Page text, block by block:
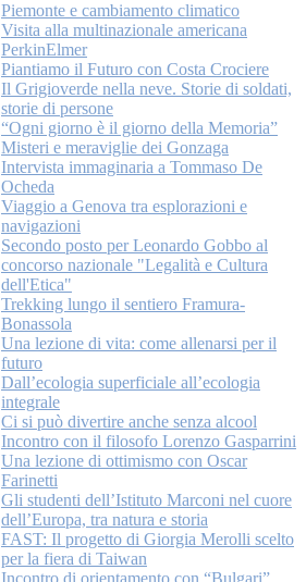
Piemonte e cambiamento climatico
Visita alla multinazionale americana
PerkinElmer
Piantiamo il Futuro con Costa Crociere
Il Grigioverde nella neve. Storie di soldati,
storie di persone
“Ogni giorno è il giorno della Memoria”
Misteri e meraviglie dei Gonzaga
Intervista immaginaria a Tommaso De
Ocheda
Viaggio a Genova tra esplorazioni e
navigazioni
Secondo posto per Leonardo Gobbo al
concorso nazionale "Legalità e Cultura
dell'Etica"
Trekking lungo il sentiero Framura-
Bonassola
Una lezione di vita: come allenarsi per il
futuro
Dall’ecologia superficiale all’ecologia
integrale
Ci si può divertire anche senza alcool
Incontro con il filosofo Lorenzo Gasparrini
Una lezione di ottimismo con Oscar
Farinetti
Gli studenti dell’Istituto Marconi nel cuore
dell’Europa, tra natura e storia
FAST: Il progetto di Giorgia Merolli scelto
per la fiera di Taiwan